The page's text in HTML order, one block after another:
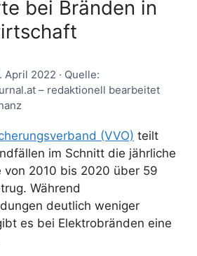
bei Bränden in
2022 · Quelle:
– redaktionell bearbeitet
(VVO) teilt
im Schnitt die jährliche
von 2010 bis 2020 über 59
Während
deutlich weniger
es bei Elektrobränden eine